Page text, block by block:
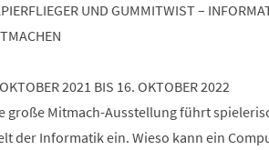
UND GUMMITWIST –
2021 BIS 16. OKTOBER 2022
große Mitmach-Ausstellung führt
der Informatik ein. Wieso kann ein